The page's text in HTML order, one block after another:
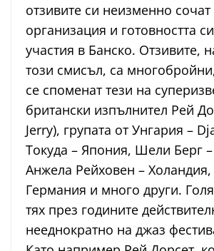
отзивите си неизменно сочат
организация и готовността
участия в Банско. Отзивите,
този смисъл, са
се споменат тези на
британски изпълнител Рей
Jerry), групата от Унгария –
Токуда – Япония, Шели Берг
Анжела Рейховен – Холандия,
Германия и много други.
тях през годините
нееднократно на джаз